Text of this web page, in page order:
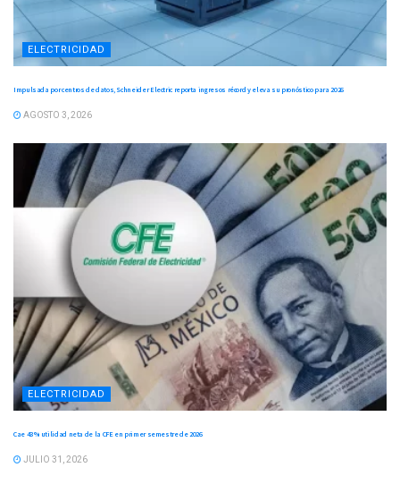
ELECTRICIDAD
Impulsada por centros de datos, Schneider Electric reporta ingresos récord y eleva su pronóstico para 2026
AGOSTO 3, 2026
ELECTRICIDAD
Cae 43 % utilidad neta de la CFE en primer semestre de 2026
JULIO 31, 2026